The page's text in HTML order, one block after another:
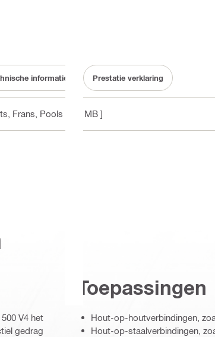
informatie Prestatie verklaring
Frans, Pools [ 5.6 MB ]
V4 het
gedrag
Toepassingen
Hout-op-houtverbindingen,
Hout-op-staalverbindingen,